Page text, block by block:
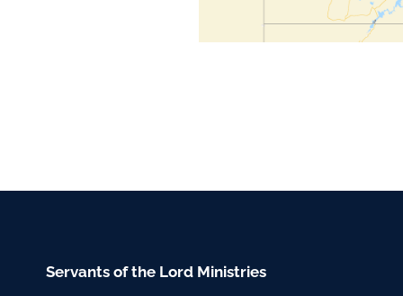
Servants of the Lord Ministries